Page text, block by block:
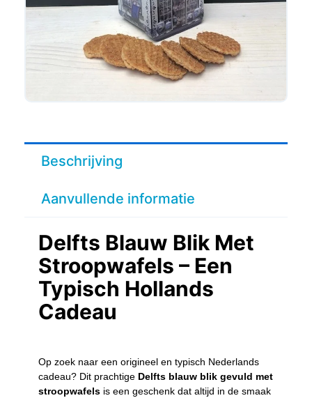
Beschrijving
Aanvullende informatie
Delfts Blauw Blik Met
Stroopwafels – Een
Typisch Hollands
Cadeau
Op zoek naar een origineel en typisch Nederlands
cadeau? Dit prachtige Delfts blauw blik gevuld met
stroopwafels is een geschenk dat altijd in de smaak